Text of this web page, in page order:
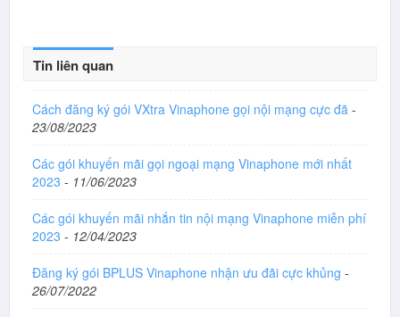
Tin liên quan
Cách đăng ký gói VXtra Vinaphone gọi nội mạng cực đã -
23/08/2023
Các gói khuyến mãi gọi ngoại mạng Vinaphone mới nhất
2023 - 11/06/2023
Các gói khuyến mãi nhắn tin nội mạng Vinaphone miễn phí
2023 - 12/04/2023
Đăng ký gói BPLUS Vinaphone nhận ưu đãi cực khủng -
26/07/2022